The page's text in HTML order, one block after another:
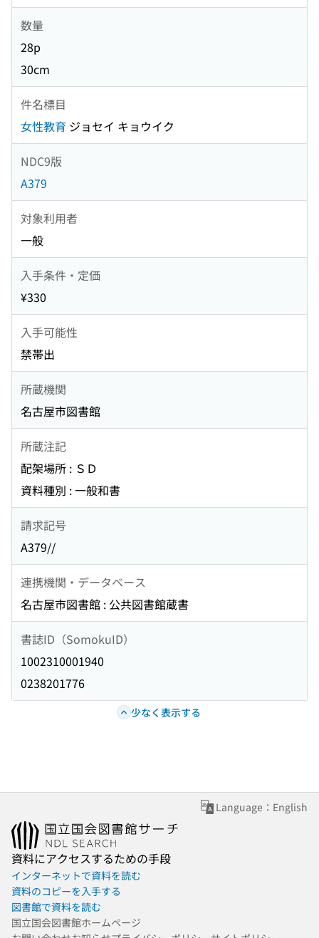
数量
28p
30cm
件名標目
女性教育 ジョセイ キョウイク
NDC9版
A379
対象利用者
一般
入手条件・定価
¥330
入手可能性
禁帯出
所蔵機関
名古屋市図書館
所蔵注記
配架場所 : ＳＤ
資料種別 : 一般和書
請求記号
A379//
連携機関・データベース
名古屋市図書館 : 公共図書館蔵書
書誌ID（SomokuID）
1002310001940
0238201776
少なく表示する
Language：English
資料にアクセスするための手段
インターネットで資料を読む
資料のコピーを入手する
図書館で資料を読む
国立国会図書館ホームページ